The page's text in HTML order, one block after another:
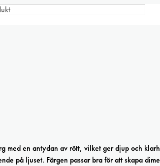
med en antydan av rött, vilket ger djup och
på ljuset. Färgen passar bra för att skapa